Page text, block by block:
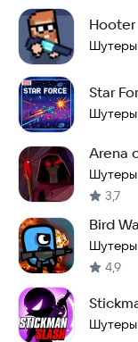
Hooter
Шутеры
Star
Шутеры
Arena
Шутеры
3,7
Bird
Шутеры
4,9
Шутеры